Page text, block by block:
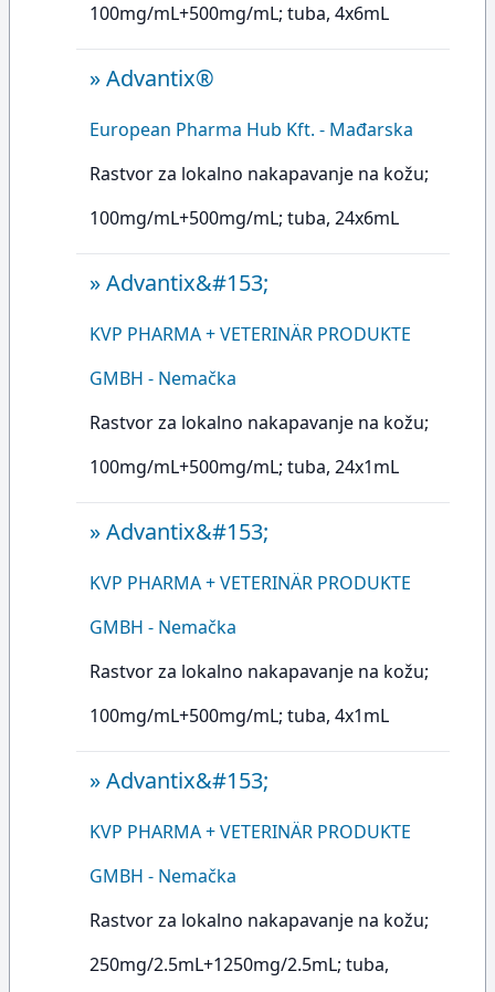
100mg/mL+500mg/mL; tuba, 4x6mL
»Advantix®
European Pharma Hub Kft. - Mađarska
Rastvor za lokalno nakapavanje na kožu;
100mg/mL+500mg/mL; tuba, 24x6mL
»Advantix&#153;
KVP PHARMA + VETERINÄR PRODUKTE
GMBH - Nemačka
Rastvor za lokalno nakapavanje na kožu;
100mg/mL+500mg/mL; tuba, 24x1mL
»Advantix&#153;
KVP PHARMA + VETERINÄR PRODUKTE
GMBH - Nemačka
Rastvor za lokalno nakapavanje na kožu;
100mg/mL+500mg/mL; tuba, 4x1mL
»Advantix&#153;
KVP PHARMA + VETERINÄR PRODUKTE
GMBH - Nemačka
Rastvor za lokalno nakapavanje na kožu;
250mg/2.5mL+1250mg/2.5mL; tuba,